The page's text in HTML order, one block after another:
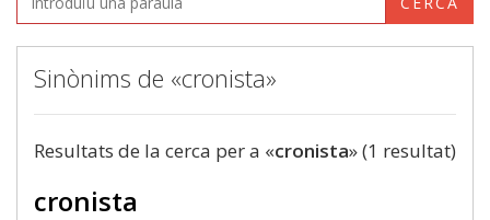
Sinònims de «cronista»
Resultats de la cerca per a «cronista» (1 resultat)
cronista